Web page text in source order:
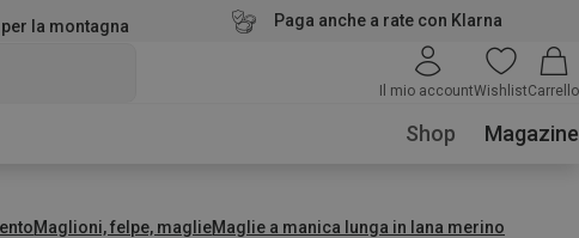
la montagna Paga anche a rate con Klarna
Il mio accountWishlistCarrello
Shop Magazine
Maglioni, felpe, maglieMaglie a manica lunga in lana merino